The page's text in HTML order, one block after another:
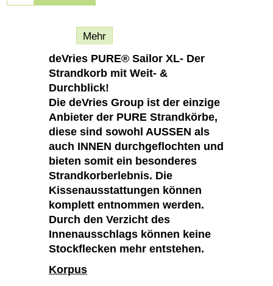
Mehr
deVries PURE® Sailor XL- Der
Strandkorb mit Weit- &
Durchblick!
Die deVries Group ist der einzige
Anbieter der PURE Strandkörbe,
diese sind sowohl AUSSEN als
auch INNEN durchgeflochten und
bieten somit ein besonderes
Strandkorberlebnis. Die
Kissenausstattungen können
komplett entnommen werden.
Durch den Verzicht des
Innenausschlags können keine
Stockflecken mehr entstehen.
Korpus